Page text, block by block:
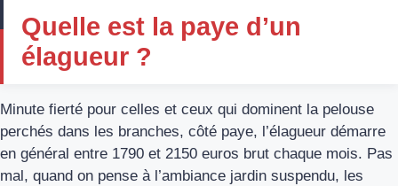
Quelle est la paye d’un
élagueur ?
Minute fierté pour celles et ceux qui dominent la pelouse
perchés dans les branches, côté paye, l’élagueur démarre
en général entre 1790 et 2150 euros brut chaque mois. Pas
mal, quand on pense à l’ambiance jardin suspendu, les